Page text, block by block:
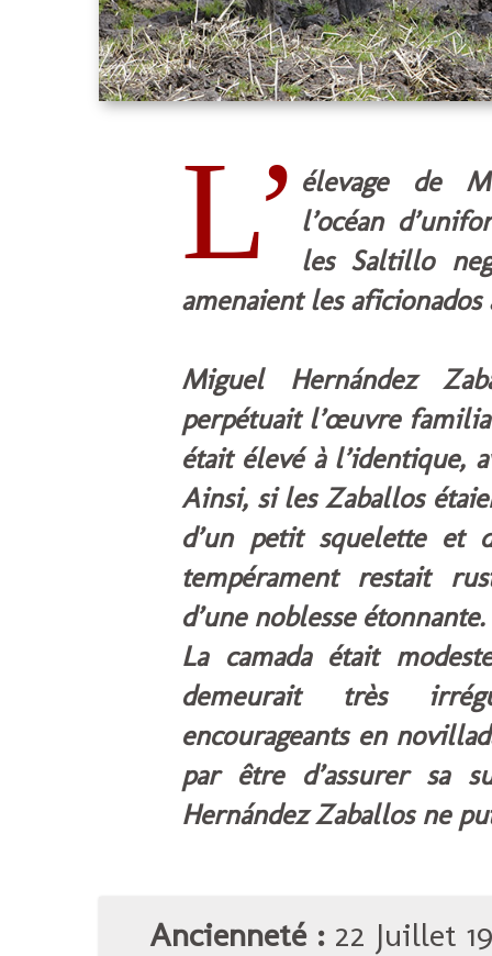
L’ élevage de
l’océan
les Saltillo
amenaient les
Miguel Hernández
perpétuait l’œuvre
était élevé à l’identique,
Ainsi, si les Zaballos
d’un petit squelette et
tempérament restait
d’une noblesse étonnante.
La camada était
demeurait très
encourageants en
par être d’assurer sa
Hernández Zaballos ne
Ancienneté : 22 Juillet